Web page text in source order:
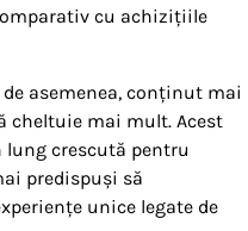
cu achizițiile
asemenea, conținut mai
mai mult. Acest
lung crescută pentru
predispuși să
unice legate de